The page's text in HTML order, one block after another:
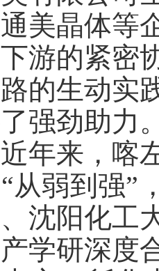
美晶体等
游的紧密
的生动实
强劲助力
来，喀左
从弱到强”
沈阳化工
学研深度